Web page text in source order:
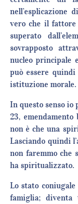
nell’esplicazione
vero che il
superato
sovrapposto
nucleo principale
può essere
istituzione morale.
In questo senso io
23,
non è che una
Lasciando quindi
non faremmo che
ha spiritualizzato.
Lo stato
famiglia;